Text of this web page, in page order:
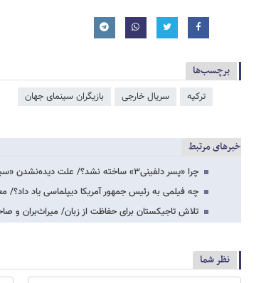
برچسب‌ها
ترکیه سریال خارجی بازیگران سینمای جهان
خبرهای مرتبط
چرا «پسر دلفینی۳» ساخته نشد؟/ علت دیده‌نشدن «سیندرلا۲» چه بود؟
چه فیلمی به رئیس جمهور آمریکا دیپلماسی یاد داد؟/
تلاش تاجیکستان برای حفاظت از زبان/ میراث‌بران و
نظر شما